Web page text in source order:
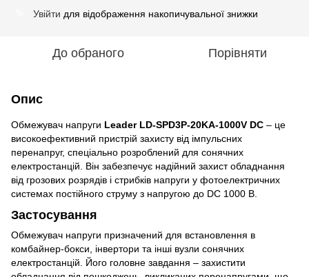
Увійти для відображення накопичувальної знижки
До обраного Порівняти
Опис
Обмежувач напруги Leader LD-SPD3P-20KA-1000V DC – це
високоефективний пристрій захисту від імпульсних
перенапруг, спеціально розроблений для сонячних
електростанцій. Він забезпечує надійний захист обладнання
від грозових розрядів і стрибків напруги у фотоелектричних
системах постійного струму з напругою до DC 1000 В.
Застосування
Обмежувач напруги призначений для встановлення в
комбайнер-бокси, інвертори та інші вузли сонячних
електростанцій. Його головне завдання – захистити